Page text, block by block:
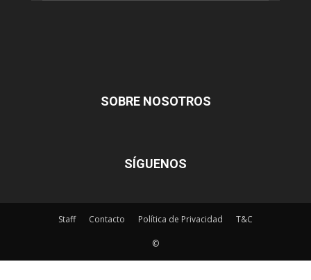
SOBRE NOSOTROS
SÍGUENOS
Staff Contacto Política de Privacidad T&C
©